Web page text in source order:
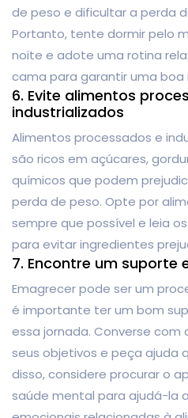
de peso e dificultar a perda
Portanto, tente dormir pelo
noite e adote uma rotina
cama para garantir uma boa
6. Evite alimentos
industrializados
Alimentos processados e
são ricos em açúcares,
químicos que podem
perda de peso. Opte por
sempre que possível e leia
para evitar ingredientes
7. Encontre um suporte
Emagrecer pode ser um
é importante ter um bom
essa jornada. Converse com
seus objetivos e peça ajuda
disso, considere procurar o
saúde mental para ajudá-la